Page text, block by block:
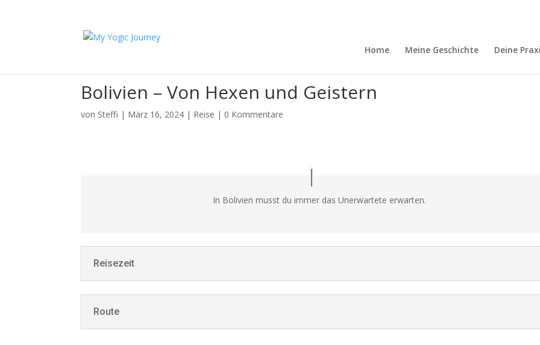
Home Meine Geschichte Deine
Bolivien – Von Hexen und Geistern
von Steffi | März 16, 2024 | Reise | 0 Kommentare
In Bolivien musst du immer das Unerwartete erwarten.
Reisezeit
Route